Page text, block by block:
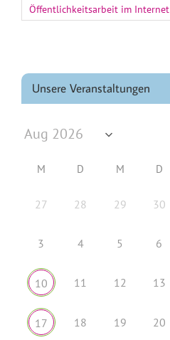
Unsere Veranstaltungen
M D M D
27 28 29 30
3 4 5 6
10 11 12 13
17 18 19 20
Öffentlichkeitsarbeit im Internet